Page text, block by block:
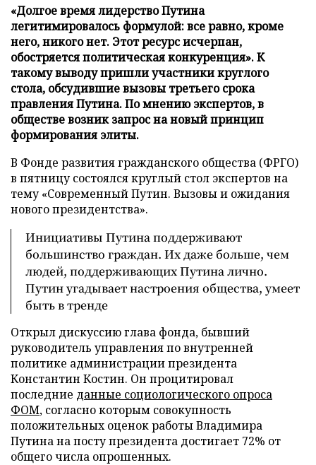
«Долгое время лидерство Путина
легитимировалось формулой: все равно, кроме
него, никого нет. Этот ресурс исчерпан,
обостряется политическая конкуренция». К
такому выводу пришли участники круглого
стола, обсудившие вызовы третьего срока
правления Путина. По мнению экспертов, в
обществе возник запрос на новый принцип
формирования элиты.
В Фонде развития гражданского общества (ФРГО)
в пятницу состоялся круглый стол экспертов на
тему «Современный Путин. Вызовы и ожидания
нового президентства».
Инициативы Путина поддерживают
большинство граждан. Их даже больше, чем
людей, поддерживающих Путина лично.
Путин угадывает настроения общества, умеет
быть в тренде
Открыл дискуссию глава фонда, бывший
руководитель управления по внутренней
политике администрации президента
Константин Костин. Он процитировал
последние данные социологического опроса
ФОМ, согласно которым совокупность
положительных оценок работы Владимира
Путина на посту президента достигает 72% от
общего числа опрошенных.